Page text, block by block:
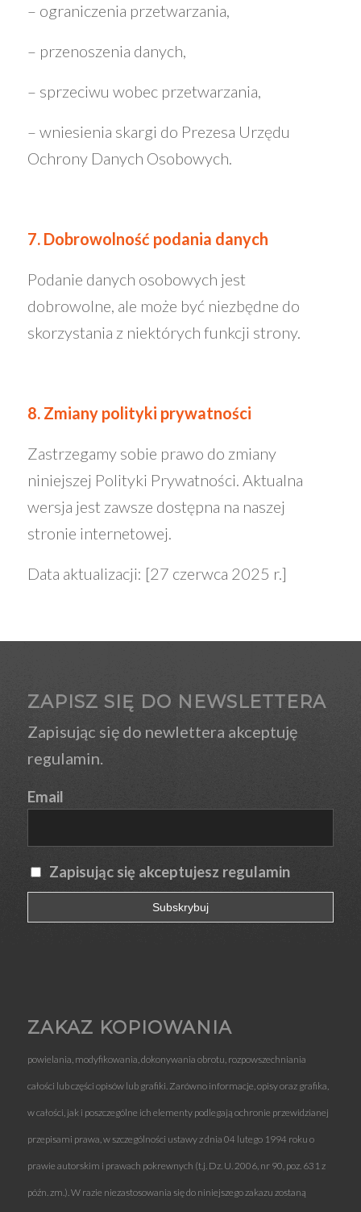
– ograniczenia przetwarzania,
– przenoszenia danych,
– sprzeciwu wobec przetwarzania,
– wniesienia skargi do Prezesa Urzędu
Ochrony Danych Osobowych.
7. Dobrowolność podania danych
Podanie danych osobowych jest
dobrowolne, ale może być niezbędne do
skorzystania z niektórych funkcji strony.
8. Zmiany polityki prywatności
Zastrzegamy sobie prawo do zmiany
niniejszej Polityki Prywatności. Aktualna
wersja jest zawsze dostępna na naszej
stronie internetowej.
Data aktualizacji: [27 czerwca 2025 r.]
ZAPISZ SIĘ DO NEWSLETTERA
Zapisując się do newlettera akceptuję
regulamin.
Email
Zapisując się akceptujesz regulamin
ZAKAZ KOPIOWANIA
powielania, modyfikowania, dokonywania obrotu, rozpowszechniania
całości lub części opisów lub grafiki. Zarówno informacje, opisy oraz grafika,
w całości, jak i poszczególne ich elementy podlegają ochronie przewidzianej
przepisami prawa, w szczególności ustawy z dnia 04 lutego 1994 roku o
prawie autorskim i prawach pokrewnych (t.j. Dz. U. 2006, nr 90, poz. 631 z
późn. zm.). W razie niezastosowania się do niniejszego zakazu zostaną